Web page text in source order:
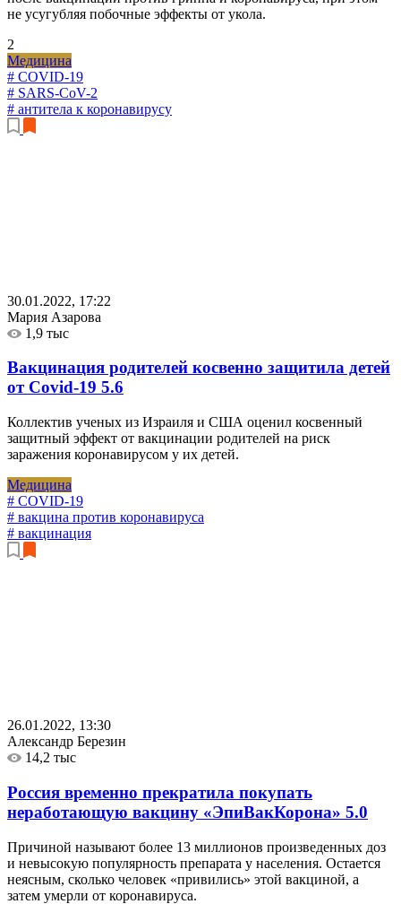
не усугубляя побочные эффекты от укола.
2
Медицина
# COVID-19
# SARS-CoV-2
# антитела к коронавирусу
30.01.2022, 17:22
Мария Азарова
1,9 тыс
Вакцинация родителей косвенно защитила детей
от Covid-19 5.6
Коллектив ученых из Израиля и США оценил косвенный
защитный эффект от вакцинации родителей на риск
заражения коронавирусом у их детей.
Медицина
# COVID-19
# вакцина против коронавируса
# вакцинация
26.01.2022, 13:30
Александр Березин
14,2 тыс
Россия временно прекратила покупать
неработающую вакцину «ЭпиВакКорона» 5.0
Причиной называют более 13 миллионов произведенных доз
и невысокую популярность препарата у населения. Остается
неясным, сколько человек «привились» этой вакциной, а
затем умерли от коронавируса.